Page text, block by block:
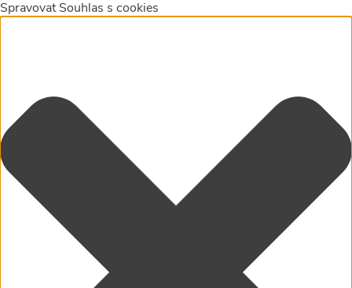
Spravovat Souhlas s cookies